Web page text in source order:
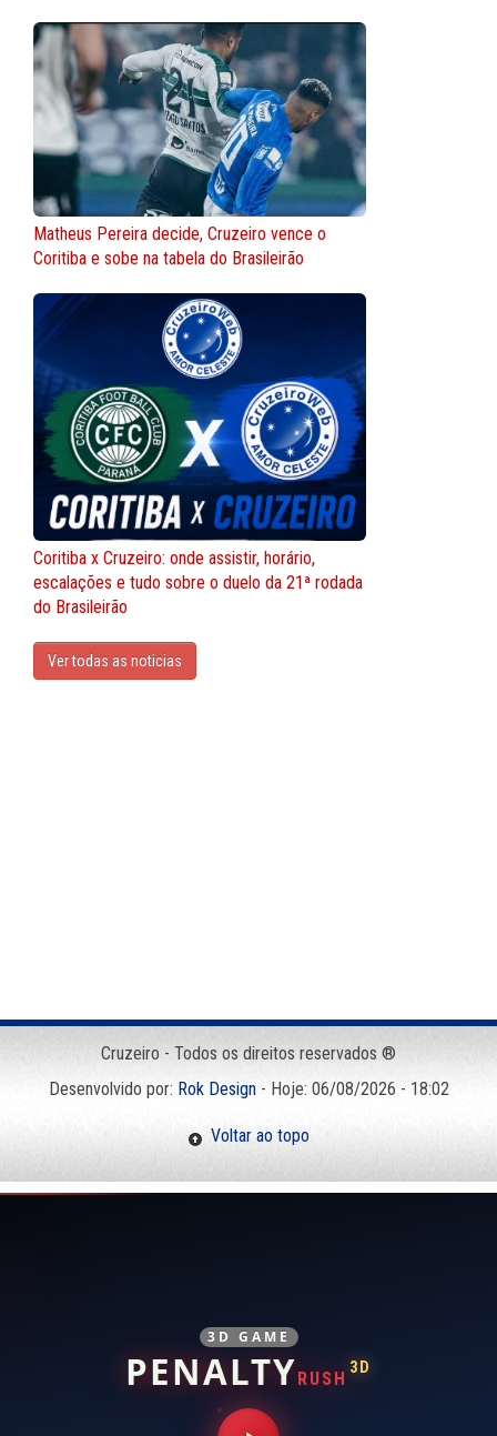
Matheus Pereira decide, Cruzeiro vence o
Coritiba e sobe na tabela do Brasileirão
Coritiba x Cruzeiro: onde assistir, horário,
escalações e tudo sobre o duelo da 21ª rodada
do Brasileirão
Ver todas as noticias
Cruzeiro - Todos os direitos reservados ®
Desenvolvido por: Rok Design- Hoje: 06/08/2026 - 18:02
Voltar ao topo
3D GAME
PENALTYRUSH
3D